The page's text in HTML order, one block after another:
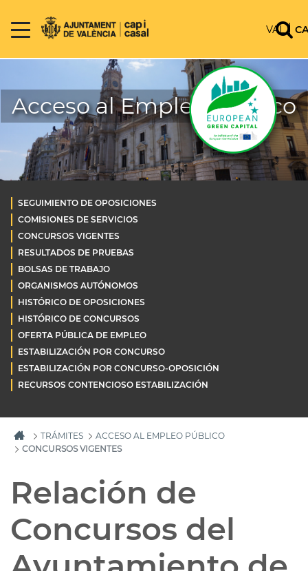
VAL
Acceso al Empleo Público
SEGUIMIENTO DE OPOSICIONES
COMISIONES DE SERVICIOS
CONCURSOS VIGENTES
RESULTADOS DE PRUEBAS
BOLSAS DE TRABAJO
ORGANISMOS AUTÓNOMOS
HISTÓRICO DE OPOSICIONES
HISTÓRICO DE CONCURSOS
OFERTA PÚBLICA DE EMPLEO
ESTABILIZACIÓN POR CONCURSO
ESTABILIZACIÓN POR CONCURSO-OPOSICIÓN
RECURSOS CONTENCIOSO ESTABILIZACIÓN
TRÁMITES
ACCESO AL EMPLEO PÚBLICO
CONCURSOS VIGENTES
Relación de
Concursos del